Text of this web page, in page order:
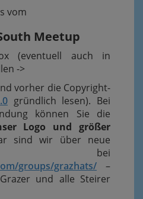
vom
Meetup
(eventuell auch in
->
vorher die Copyright-
gründlich lesen). Bei
können Sie die
Logo und größer
sind wir über neue
bei
groups/grazhats/ –
und alle Steirer